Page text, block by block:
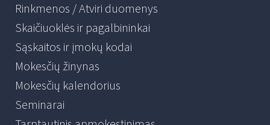
Rinkmenos / Atviri duomenys
Skaičiuoklės ir pagalbininkai
Sąskaitos ir įmokų kodai
Mokesčių žinynas
Mokesčių kalendorius
Seminarai